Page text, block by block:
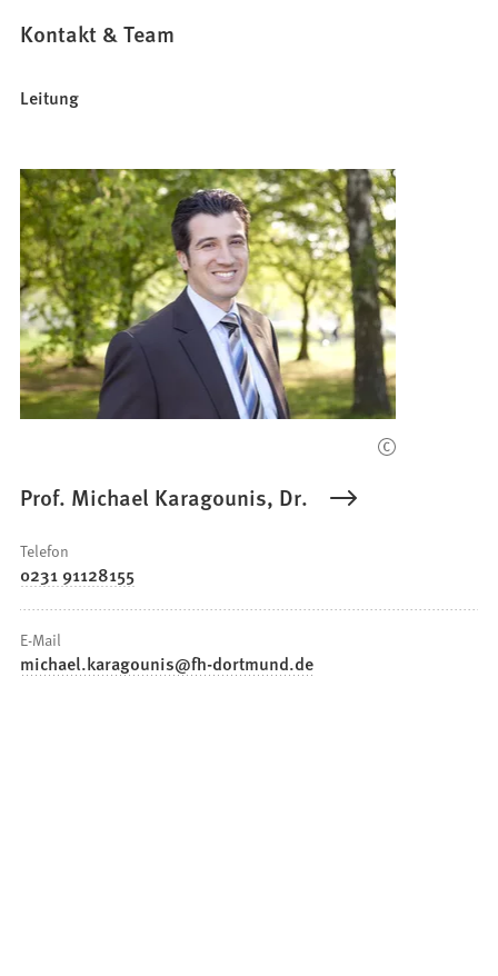
Kontakt & Team
Leitung
Prof. Michael Karagounis, Dr.
Telefon
0231 91128155
E-Mail
michael.karagounis fh-dortmund de